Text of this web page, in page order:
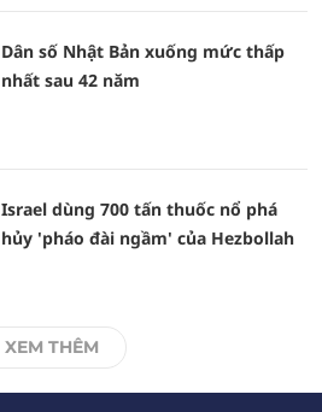
Dân số Nhật Bản xuống mức thấp
nhất sau 42 năm
Israel dùng 700 tấn thuốc nổ phá
hủy 'pháo đài ngầm' của Hezbollah
XEM THÊM